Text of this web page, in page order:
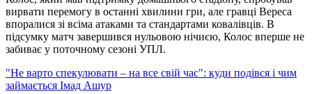
вирвати перемогу в останні хвилини гри, але гравці Вереса
впоралися зі всіма атаками та стандартами ковалівців. В
підсумку матч завершився нульовою нічиєю, Колос вперше не
забиває у поточному сезоні УПЛ.
"Не варто спекулювати – на все свій час": куди подівся і чим
займається Імад Ашур